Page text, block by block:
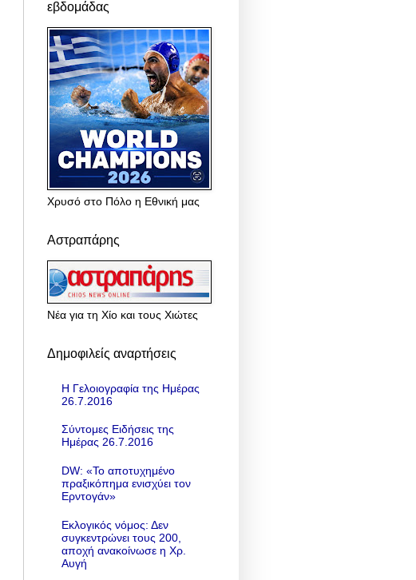
εβδομάδας
Χρυσό στο Πόλο η Εθνική μας
Αστραπάρης
Νέα για τη Χίο και τους Χιώτες
Δημοφιλείς αναρτήσεις
Η Γελοιογραφία της Ημέρας
26.7.2016
Σύντομες Ειδήσεις της
Ημέρας 26.7.2016
DW: «To αποτυχημένο
πραξικόπημα ενισχύει τον
Ερντογάν»
Εκλογικός νόμος: Δεν
συγκεντρώνει τους 200,
αποχή ανακοίνωσε η Χρ.
Αυγή